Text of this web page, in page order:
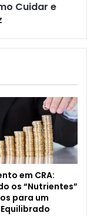
Cuidar e
em CRA:
os “Nutrientes”
para um